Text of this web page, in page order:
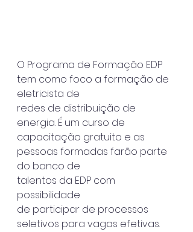
O Programa de Formação EDP
tem como foco a formação de
eletricista de
redes de distribuição de
energia. É um curso de
capacitação gratuito e as
pessoas formadas farão parte
do banco de
talentos da EDP com
possibilidade
de participar de processos
seletivos para vagas efetivas.